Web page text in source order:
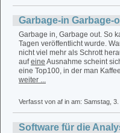
Garbage-in
Garbage in, Garbage out. So
Tagen veröffentlicht wurde.
nicht viel mehr als Schrott
aufeine Ausnahme scheint
eine Top100, in der man
weiter ...
Verfasst von af in am: Samstag,
Software für die